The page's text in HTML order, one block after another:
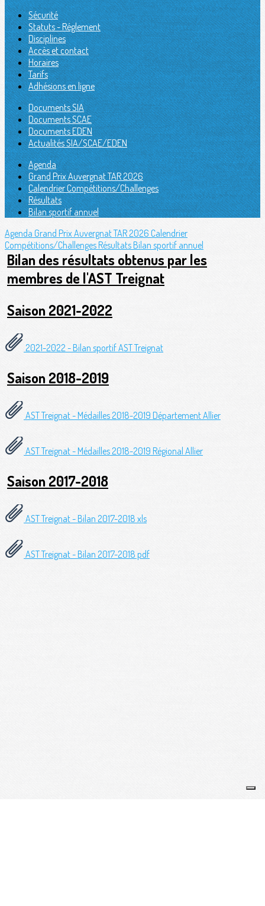
Sécurité
Statuts - Réglement
Disciplines
Accès et contact
Horaires
Tarifs
Adhésions en ligne
Documents SIA
Documents SCAE
Documents EDEN
Actualités SIA/SCAE/EDEN
Agenda
Grand Prix Auvergnat TAR 2026
Calendrier Compétitions/Challenges
Résultats
Bilan sportif annuel
Agenda Grand Prix Auvergnat TAR 2026 Calendrier
Compétitions/ChallengesRésultatsBilan sportif annuel
Bilan des résultats obtenus par les
membres de l'AST Treignat
Saison 2021-2022
2021-2022 - Bilan sportif AST Treignat
Saison 2018-2019
AST Treignat - Médailles 2018-2019 Département Allier
AST Treignat - Médailles 2018-2019 Régional Allier
Saison 2017-2018
AST Treignat - Bilan 2017-2018 xls
AST Treignat - Bilan 2017-2018 pdf